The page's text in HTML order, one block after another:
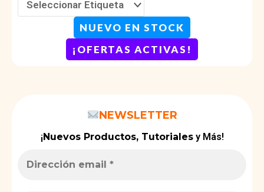
NUEVO EN STOCK
¡OFERTAS ACTIVAS!
NEWSLETTER
¡Nuevos Productos, Tutorialesy Más!